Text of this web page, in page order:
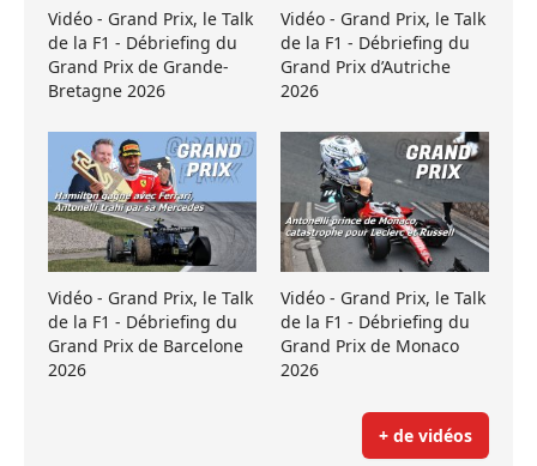
Vidéo - Grand Prix, le Talk
de la F1 - Débriefing du
Grand Prix de Grande-
Bretagne 2026
Vidéo - Grand Prix, le Talk
de la F1 - Débriefing du
Grand Prix d’Autriche
2026
Vidéo - Grand Prix, le Talk
de la F1 - Débriefing du
Grand Prix de Barcelone
2026
Vidéo - Grand Prix, le Talk
de la F1 - Débriefing du
Grand Prix de Monaco
2026
+ de vidéos